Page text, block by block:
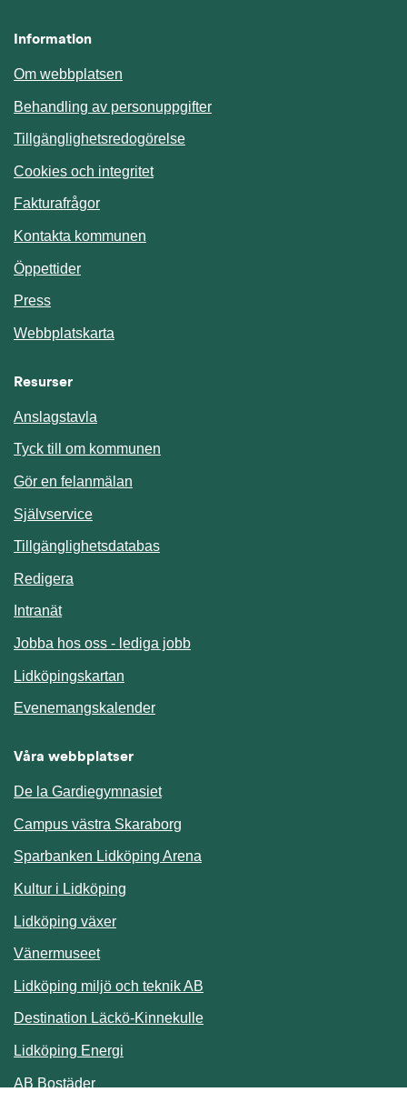
Information
Om webbplatsen
Behandling av personuppgifter
Tillgänglighetsredogörelse
Cookies och integritet
Fakturafrågor
Kontakta kommunen
Öppettider
Press
Webbplatskarta
Resurser
Anslagstavla
Tyck till om kommunen
Gör en felanmälan
SjälvserviceLänk till annan webbplats.
TillgänglighetsdatabasLänk till annan webbplats.
Redigera
IntranätLänk till annan webbplats.
Jobba hos oss - lediga jobb
Lidköpingskartan
EvenemangskalenderLänk till annan webbplats.
Våra webbplatser
De la Gardiegymnasiet
Campus västra Skaraborg
Sparbanken Lidköping Arena
Kultur i Lidköping
Lidköping växer
Vänermuseet
Lidköping miljö och teknik AB
Destination Läckö-KinnekulleLänk till annan webbplats.
Lidköping Energi
AB BostäderLänk till annan webbplats.